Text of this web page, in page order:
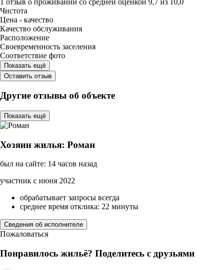
Чистота
Цена - качество
Качество обслуживания
Расположение
Своевременность заселения
Соответствие фото
Показать ещё
Оставить отзыв
Другие отзывы об объекте
Показать ещё
Хозяин жилья: Роман
был на сайте: 14 часов назад
участник с июня 2022
обрабатывает запросы всегда
среднее время отклика: 22 минуты
Сведения об исполнителе
Пожаловаться
Понравилось жильё? Поделитесь с друзьями